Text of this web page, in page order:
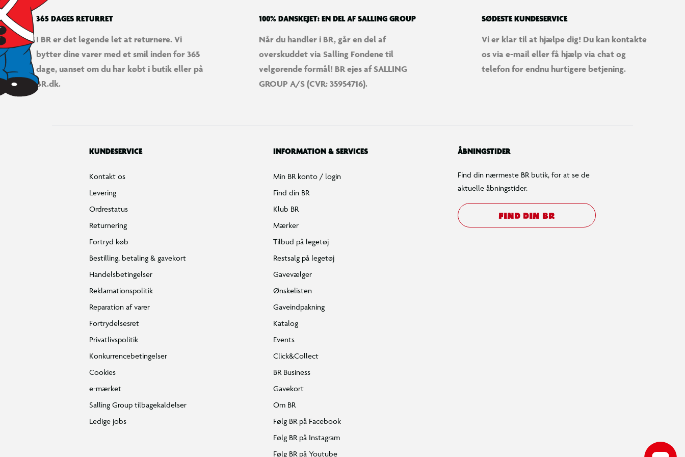
365 DAGES RETURRET
I BR er det legende let at returnere. Vi
bytter dine varer med et smil inden for 365
dage, uanset om du har købt i butik eller på
BR.dk.
100% DANSKEJET: EN DEL AF SALLING GROUP
Når du handler i BR, går en del af
overskuddet via Salling Fondene til
velgørende formål! BR ejes af SALLING
GROUP A/S (CVR: 35954716).
SØDESTE KUNDESERVICE
Vi er klar til at hjælpe dig! Du kan kontakte
os via e-mail eller få hjælp via chat og
telefon for endnu hurtigere betjening.
KUNDESERVICE
Kontakt os
Levering
Ordrestatus
Returnering
Fortryd køb
Bestilling, betaling & gavekort
Handelsbetingelser
Reklamationspolitik
Reparation af varer
Fortrydelsesret
Privatlivspolitik
Konkurrencebetingelser
Cookies
e-mærket
Salling Group tilbagekaldelser
Ledige jobs
INFORMATION & SERVICES
Min BR konto / login
Find din BR
Klub BR
Mærker
Tilbud på legetøj
Restsalg på legetøj
Gavevælger
Ønskelisten
Gaveindpakning
Katalog
Events
Click&Collect
BR Business
Gavekort
Om BR
Følg BR på Facebook
Følg BR på Instagram
Følg BR på Youtube
ÅBNINGSTIDER
Find din nærmeste BR butik, for at se de
aktuelle åbningstider.
FIND DIN BR